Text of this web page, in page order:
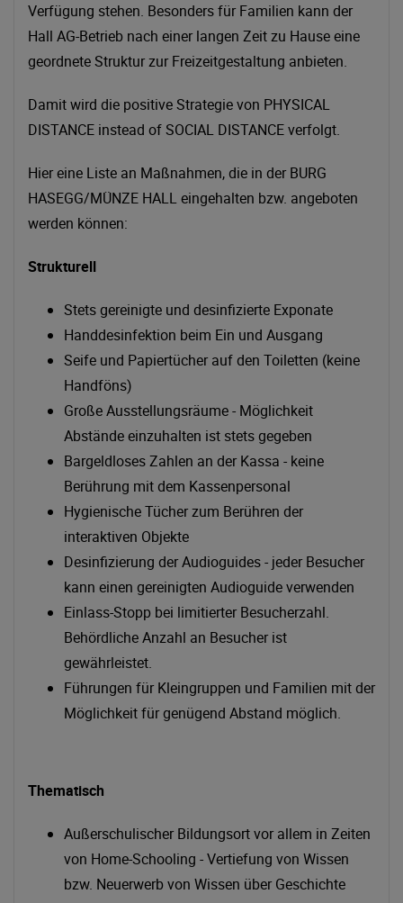
Verfügung stehen. Besonders für Familien kann der
Hall AG-Betrieb nach einer langen Zeit zu Hause eine
geordnete Struktur zur Freizeitgestaltung anbieten.
Damit wird die positive Strategie von PHYSICAL
DISTANCE instead of SOCIAL DISTANCE verfolgt.
Hier eine Liste an Maßnahmen, die in der BURG
HASEGG/MÜNZE HALL eingehalten bzw. angeboten
werden können:
Strukturell
Stets gereinigte und desinfizierte Exponate
Handdesinfektion beim Ein und Ausgang
Seife und Papiertücher auf den Toiletten (keine
Handföns)
Große Ausstellungsräume - Möglichkeit
Abstände einzuhalten ist stets gegeben
Bargeldloses Zahlen an der Kassa - keine
Berührung mit dem Kassenpersonal
Hygienische Tücher zum Berühren der
interaktiven Objekte
Desinfizierung der Audioguides - jeder Besucher
kann einen gereinigten Audioguide verwenden
Einlass-Stopp bei limitierter Besucherzahl.
Behördliche Anzahl an Besucher ist
gewährleistet.
Führungen für Kleingruppen und Familien mit der
Möglichkeit für genügend Abstand möglich.
Thematisch
Außerschulischer Bildungsort vor allem in Zeiten
von Home-Schooling - Vertiefung von Wissen
bzw. Neuerwerb von Wissen über Geschichte